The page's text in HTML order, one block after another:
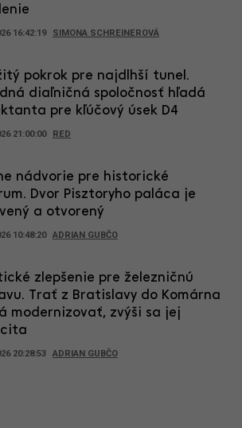
16:42:19 SIMONA SCHREINEROVÁ
pokrok pre najdlhší tunel.
diaľničná spoločnosť hľadá
pre kľúčový úsek D4
21:00:00 RED
nádvorie pre historické
Dvor Pisztoryho paláca je
a otvorený
10:48:20 ADRIAN GUBČO
zlepšenie pre železničnú
Trať z Bratislavy do Komárna
modernizovať, zvýši sa jej
20:28:53 ADRIAN GUBČO